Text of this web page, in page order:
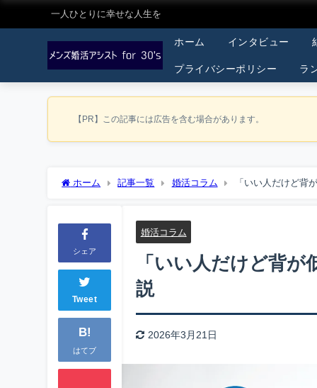
一人ひとりに幸せな人生を
ホーム インタビュー
プライバシーポリシー ラ
【PR】この記事には広告を含む場合があります。
ホーム 記事一覧 婚活コラム 「いい人だけど背
シェア
Tweet
B!
はてブ
婚活コラム
「いい人だけど背
説
2026年3月21日